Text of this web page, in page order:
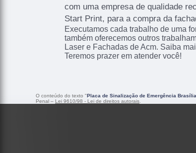
com uma empresa de qualidade
Start Print, para a compra da
Executamos cada trabalho de uma
também oferecemos outros
Laser e Fachadas de Acm. Saiba
Teremos prazer em atender você!
O conteúdo do texto "Placa de Sinalização de Emergência Brasília
Penal – Lei 9610/98 - Lei de direitos autorais